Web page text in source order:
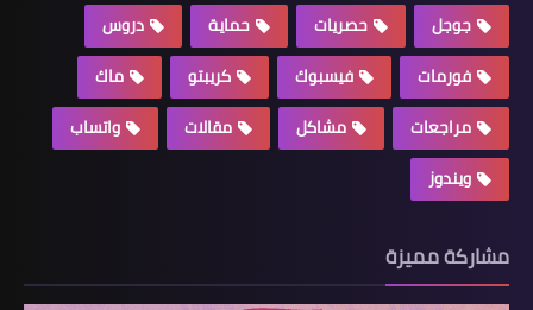
جوجل
حصريات حماية
دروس
فورمات
فيسبوك كريبتو
ماك
مراجعات
مشاكل مقالات
واتساب
ويندوز
مشاركة مميزة